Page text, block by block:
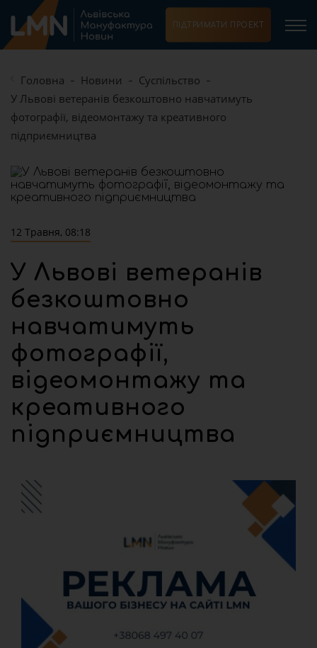
ПІДТРИМАТИ ПРОЕКТ
Головна Новини
Суспільство
У Львові ветеранів безкоштовно навчатимуть
фотографії, відеомонтажу та креативного
підприємництва
12 Травня, 08:18
У Львові ветеранів
безкоштовно
навчатимуть
фотографії,
відеомонтажу та
креативного
підприємництва